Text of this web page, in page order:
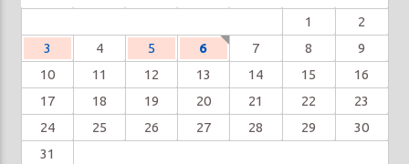
1
2
3
4 5 6 7 8
9
10
11 12 13 14 15
16
17
18 19 20 21 22
23
24
25 26 27 28 29
30
31